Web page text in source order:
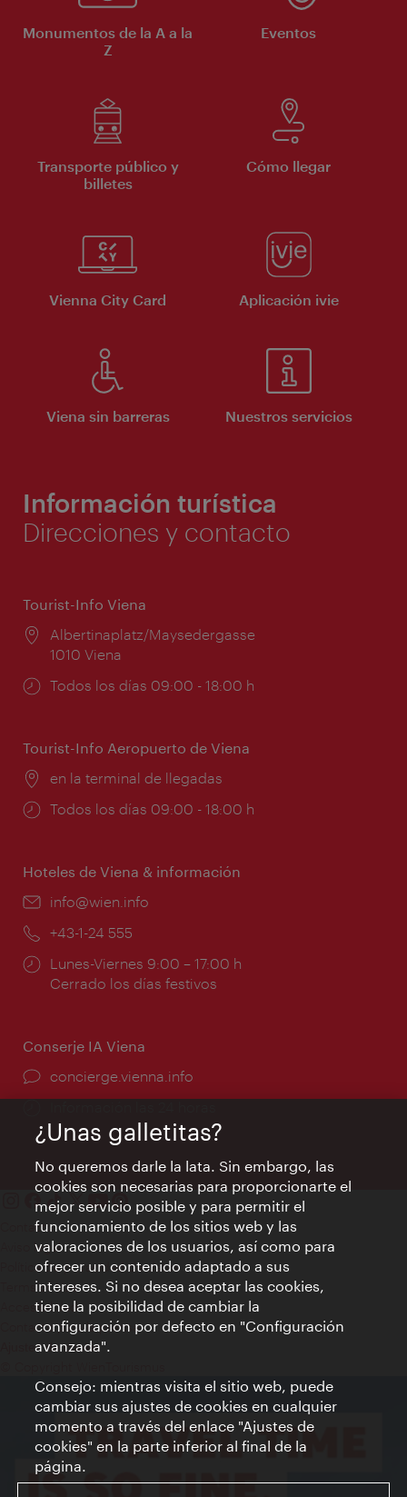
Monumentos de la A a la
Z
Eventos
Transporte público y
billetes
Cómo llegar
Vienna City Card Aplicación ivie
Viena sin barreras Nuestros servicios
Información turística
Direcciones y contacto
Tourist-Info Viena
Lugar:
Albertinaplatz/Maysedergasse
1010 Viena
Horarios
Todos los días 09:00 - 18:00 h
Tourist-Info Aeropuerto de Viena
Lugar:
en la terminal de llegadas
Horarios
Todos los días 09:00 - 18:00 h
Hoteles de Viena & información
e-
info@wien.info
Teléfono:
+43-1-24 555
Horarios
de
Lunes-Viernes 9:00 – 17:00 h
Cerrado los días festivos
Conserje IA Viena
concierge.vienna.info
Contacto
Aviso legal
Política de privacidad de datos
Terms of Use
Accesibilidad
Contacto para la prensa
Ajustes de cookie
¿Unas galletitas?
No queremos darle la lata. Sin embargo, las
cookies son necesarias para proporcionarte el
mejor servicio posible y para permitir el
funcionamiento de los sitios web y las
valoraciones de los usuarios, así como para
ofrecer un contenido adaptado a sus
intereses. Si no desea aceptar las cookies,
tiene la posibilidad de cambiar la
configuración por defecto en "Configuración
avanzada".
Consejo: mientras visita el sitio web, puede
cambiar sus ajustes de cookies en cualquier
momento a través del enlace "Ajustes de
cookies" en la parte inferior al final de la
página.